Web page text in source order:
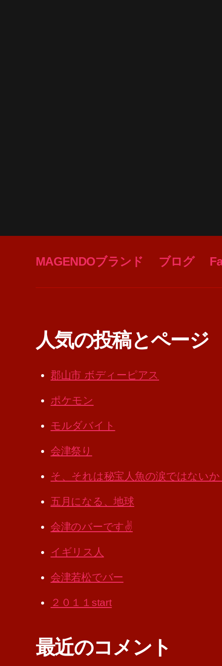
MAGENDOブランド ブログ
人気の投稿とページ
郡山市 ボディーピアス
ポケモン
モルダバイト
会津祭り
そ、それは秘宝人魚の涙ではないか
五月になる、地球
会津のバーです✌️
イギリス人
会津若松でバー
２０１１start
最近のコメント